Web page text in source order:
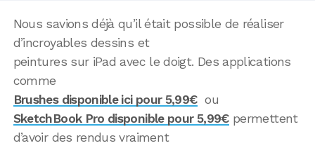
Nous savions déjà qu’il était possible de réaliser
d’incroyables dessins et
peintures sur iPad avec le doigt. Des applications
comme
Brushes disponible ici pour 5,99€ou
SketchBook Pro disponible pour 5,99€permettent
d’avoir des rendus vraiment